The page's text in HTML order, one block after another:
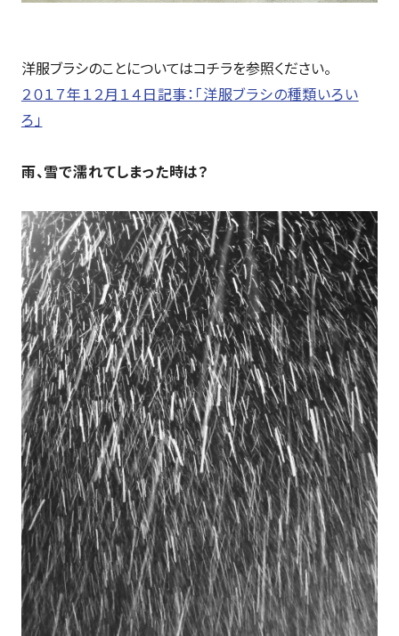
洋服ブラシのことについてはコチラを参照ください。
２０１７年１２月１４日記事：「洋服ブラシの種類いろい
ろ」
雨、雪で濡れてしまった時は？